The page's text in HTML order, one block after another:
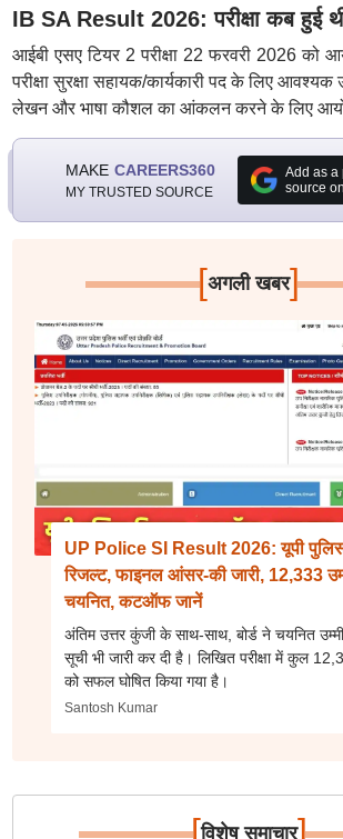
IB SA Result 2026: परीक्षा कब हुई
आईबी एसए टियर 2 परीक्षा 22 फरवरी 2026 को
परीक्षा सुरक्षा सहायक/कार्यकारी पद के लिए आवश्यक
लेखन और भाषा कौशल का आंकलन करने के लिए
MAKE CAREERS360
MY TRUSTED SOURCE
Add as a
source
[अगली खबर]
UP Police SI Result 2026: यूपी
रिजल्ट, फाइनल आंसर-की जारी, 12,333
चयनित, कटऑफ जानें
अंतिम उत्तर कुंजी के साथ-साथ, बोर्ड ने चयनित
सूची भी जारी कर दी है। लिखित परीक्षा में कुल
को सफल घोषित किया गया है।
Santosh Kumar
विशेष समाचार